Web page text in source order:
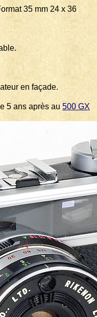
35 mm 24 x 36
en façade.
5 ans après au 500 GX